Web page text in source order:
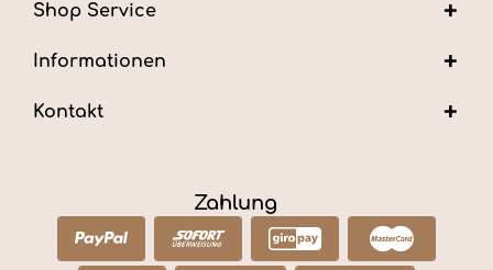
Shop Service
Informationen
Kontakt
Zahlung